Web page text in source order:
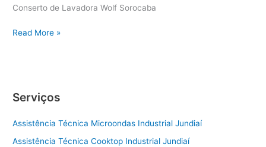
Conserto de Lavadora Wolf Sorocaba
Conserto
Read More »
Serviços
Assistência Técnica Microondas Industrial Jundiaí
Assistência Técnica Cooktop Industrial Jundiaí